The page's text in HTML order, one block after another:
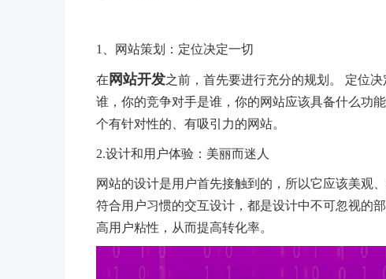
1、网站策划：定位决定一切
在 网站开发之前，首先要进行充分的规划。 定位
谁，你的竞争对手是谁，你的网站应该具备什么功
个有针对性的、有吸引力的网站。
2.设计和用户体验：美丽而迷人
网站的设计是用户首先接触到的，所以它应该美观
符合用户习惯的交互设计，都是设计中不可忽视的
高用户粘性，从而提高转化率。